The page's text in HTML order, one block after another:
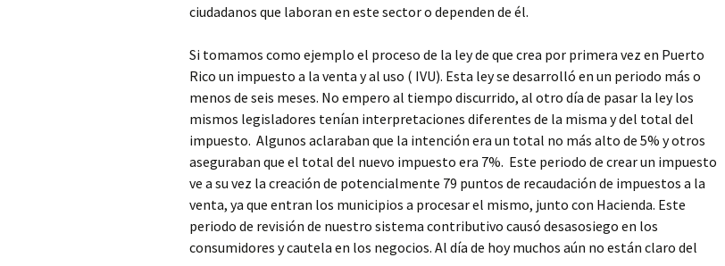
ciudadanos que laboran en este sector o dependen de él.
Si tomamos como ejemplo el proceso de la ley de que crea por primera vez en Puerto
Rico un impuesto a la venta y al uso ( IVU). Esta ley se desarrolló en un periodo más o
menos de seis meses. No empero al tiempo discurrido, al otro día de pasar la ley los
mismos legisladores tenían interpretaciones diferentes de la misma y del total del
impuesto. Algunos aclaraban que la intención era un total no más alto de 5% y otros
aseguraban que el total del nuevo impuesto era 7%. Este periodo de crear un impuesto
ve a su vez la creación de potencialmente 79 puntos de recaudación de impuestos a la
venta, ya que entran los municipios a procesar el mismo, junto con Hacienda. Este
periodo de revisión de nuestro sistema contributivo causó desasosiego en los
consumidores y cautela en los negocios. Al día de hoy muchos aún no están claro del